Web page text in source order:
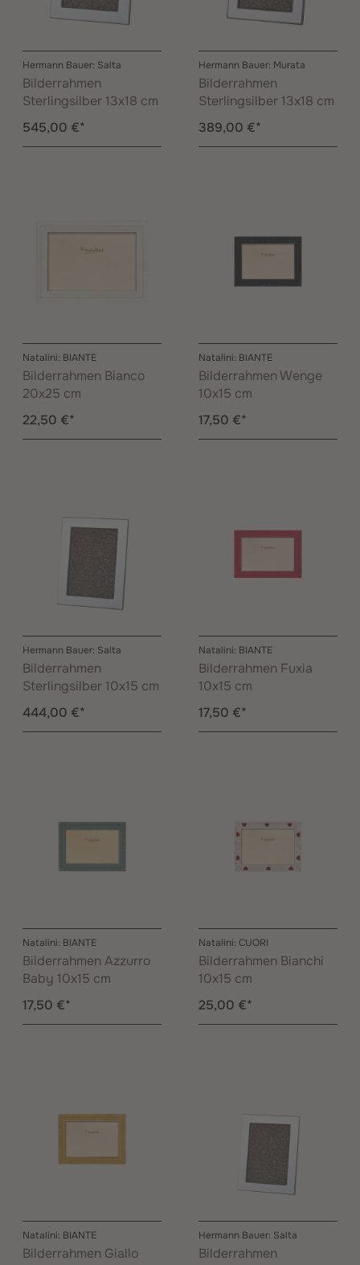
Hermann Bauer: Salta
Bilderrahmen
Sterlingsilber 13x18 cm
545,00 €*
Hermann Bauer: Murata
Bilderrahmen
Sterlingsilber 13x18 cm
389,00 €*
Natalini: BIANTE
Bilderrahmen Bianco
20x25 cm
22,50 €*
Natalini: BIANTE
Bilderrahmen Wenge
10x15 cm
17,50 €*
Hermann Bauer: Salta
Bilderrahmen
Sterlingsilber 10x15 cm
444,00 €*
Natalini: BIANTE
Bilderrahmen Fuxia
10x15 cm
17,50 €*
Natalini: BIANTE
Bilderrahmen Azzurro
Baby 10x15 cm
17,50 €*
Natalini: CUORI
Bilderrahmen Bianchi
10x15 cm
25,00 €*
Natalini: BIANTE
Bilderrahmen Giallo
Hermann Bauer: Salta
Bilderrahmen